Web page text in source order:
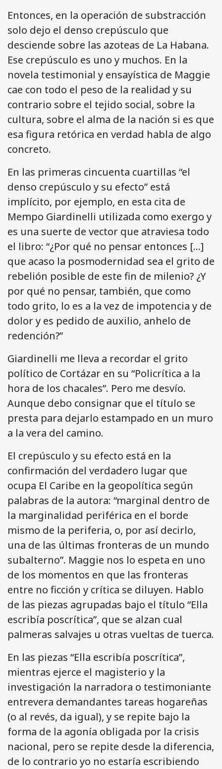
Entonces, en la operación de substracción
solo dejo el denso crepúsculo que
desciende sobre las azoteas de La Habana.
Ese crepúsculo es uno y muchos. En la
novela testimonial y ensayística de Maggie
cae con todo el peso de la realidad y su
contrario sobre el tejido social, sobre la
cultura, sobre el alma de la nación si es que
esa figura retórica en verdad habla de algo
concreto.
En las primeras cincuenta cuartillas “el
denso crepúsculo y su efecto” está
implícito, por ejemplo, en esta cita de
Mempo Giardinelli utilizada como exergo y
es una suerte de vector que atraviesa todo
el libro: “¿Por qué no pensar entonces […]
que acaso la posmodernidad sea el grito de
rebelión posible de este fin de milenio? ¿Y
por qué no pensar, también, que como
todo grito, lo es a la vez de impotencia y de
dolor y es pedido de auxilio, anhelo de
redención?”
Giardinelli me lleva a recordar el grito
político de Cortázar en su “Policrítica a la
hora de los chacales”. Pero me desvío.
Aunque debo consignar que el título se
presta para dejarlo estampado en un muro
a la vera del camino.
El crepúsculo y su efecto está en la
confirmación del verdadero lugar que
ocupa El Caribe en la geopolítica según
palabras de la autora: “marginal dentro de
la marginalidad periférica en el borde
mismo de la periferia, o, por así decirlo,
una de las últimas fronteras de un mundo
subalterno”. Maggie nos lo espeta en uno
de los momentos en que las fronteras
entre no ficción y crítica se diluyen. Hablo
de las piezas agrupadas bajo el título “Ella
escribía poscrítica”, que se alzan cual
palmeras salvajes u otras vueltas de tuerca.
En las piezas “Ella escribía poscrítica”,
mientras ejerce el magisterio y la
investigación la narradora o testimoniante
entrevera demandantes tareas hogareñas
(o al revés, da igual), y se repite bajo la
forma de la agonía obligada por la crisis
nacional, pero se repite desde la diferencia,
de lo contrario yo no estaría escribiendo